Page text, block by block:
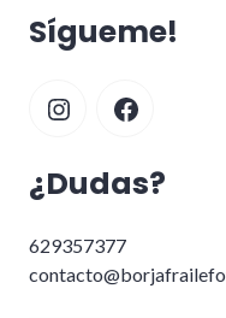
Sígueme!
InstagramFacebook
¿Dudas?
629357377